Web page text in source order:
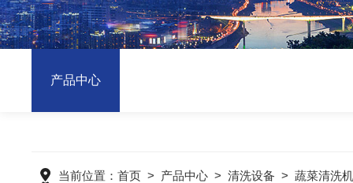
产品中心
当前位置：首页 > 产品中心 >清洗设备 >蔬菜清洗